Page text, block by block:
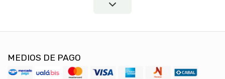
MEDIOS DE PAGO